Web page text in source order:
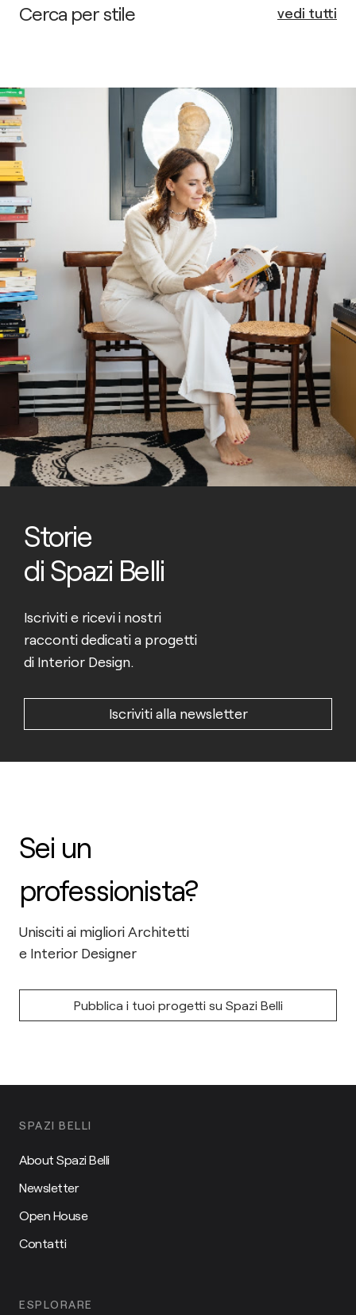
Cerca per stile vedi tutti
Classico
Storie
di Spazi Belli
Iscriviti e ricevi i nostri
racconti dedicati a progetti
di Interior Design.
Iscriviti alla newsletter
Sei un
professionista?
Unisciti ai migliori Architetti
e Interior Designer
Pubblica i tuoi progetti su Spazi Belli
SPAZI BELLI
About Spazi Belli
Newsletter
Open House
Contatti
ESPLORARE